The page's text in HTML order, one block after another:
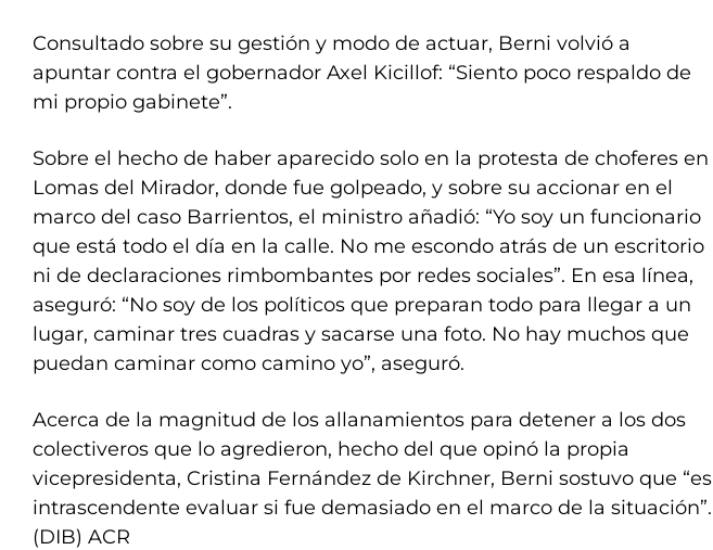
Consultado sobre su gestión y modo de actuar, Berni volvió a
apuntar contra el gobernador Axel Kicillof: “Siento poco respaldo de
mi propio gabinete”.
Sobre el hecho de haber aparecido solo en la protesta de choferes en
Lomas del Mirador, donde fue golpeado, y sobre su accionar en el
marco del caso Barrientos, el ministro añadió: “Yo soy un funcionario
que está todo el día en la calle. No me escondo atrás de un escritorio
ni de declaraciones rimbombantes por redes sociales”. En esa línea,
aseguró: “No soy de los políticos que preparan todo para llegar a un
lugar, caminar tres cuadras y sacarse una foto. No hay muchos que
puedan caminar como camino yo”, aseguró.
Acerca de la magnitud de los allanamientos para detener a los dos
colectiveros que lo agredieron, hecho del que opinó la propia
vicepresidenta, Cristina Fernández de Kirchner, Berni sostuvo que “es
intrascendente evaluar si fue demasiado en el marco de la situación”.
(DIB) ACR